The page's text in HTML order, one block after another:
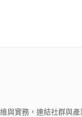
與實務，連結社群與產